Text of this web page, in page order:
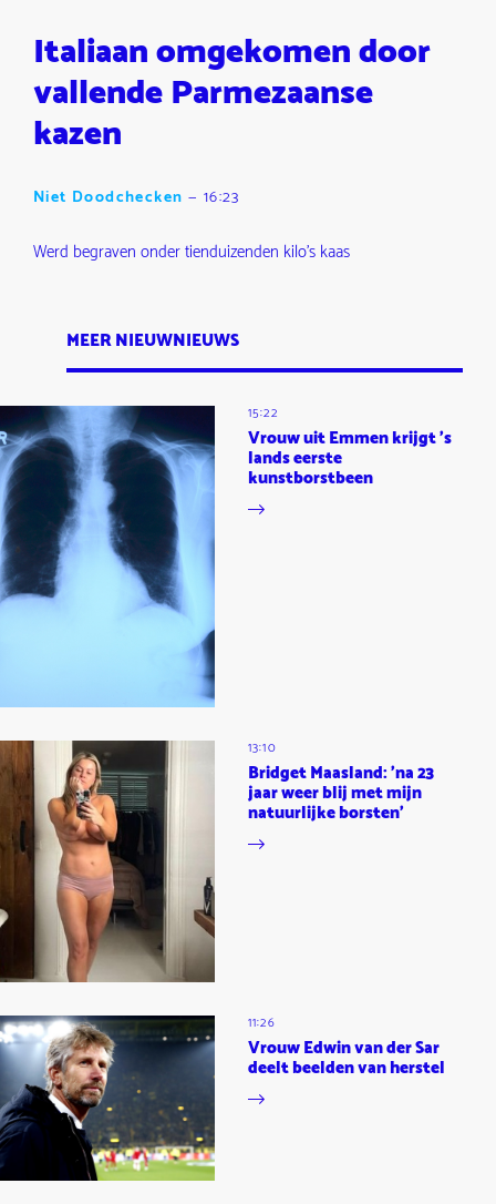
Italiaan omgekomen door
vallende Parmezaanse
kazen
Niet Doodchecken — 16:23
Werd begraven onder tienduizenden kilo's kaas
MEER NIEUWNIEUWS
15:22
Vrouw uit Emmen krijgt 's
lands eerste
kunstborstbeen
13:10
Bridget Maasland: 'na 23
jaar weer blij met mijn
natuurlijke borsten'
11:26
Vrouw Edwin van der Sar
deelt beelden van herstel